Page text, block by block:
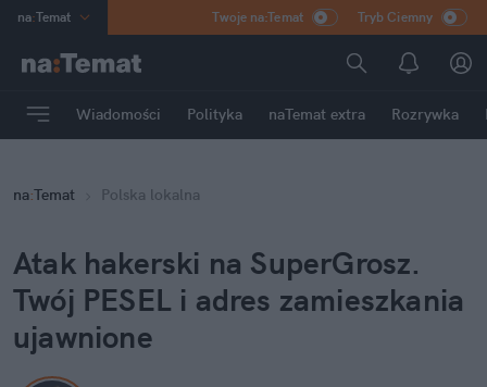
na:Temat
Poland
mama
Rozrywka
Twoje na:Temat Tryb Ciemny
Wiadomości Polityka naTemat extra Rozrywka
na:Temat Polska lokalna
Atak hakerski na SuperGrosz.
Twój PESEL i adres zamieszkania
ujawnione